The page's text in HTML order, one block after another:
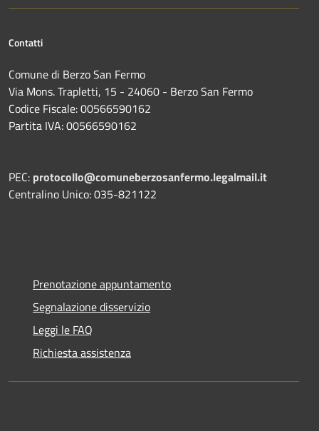
Contatti
Comune di Berzo San Fermo
Via Mons. Trapletti, 15 - 24060 - Berzo San Fermo
Codice Fiscale: 00566590162
Partita IVA: 00566590162
PEC: protocollo@comuneberzosanfermo.legalmail.it
Centralino Unico: 035-821122
Prenotazione appuntamento
Segnalazione disservizio
Leggi le FAQ
Richiesta assistenza